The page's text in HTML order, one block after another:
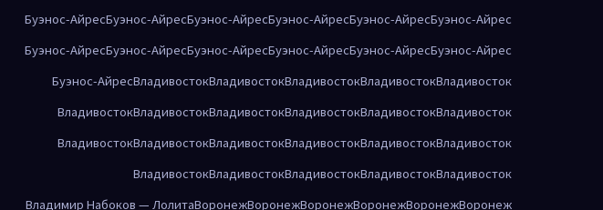
Буэнос-АйресБуэнос-АйресБуэнос-АйресБуэнос-АйресБуэнос-АйресБуэнос-Айрес
Буэнос-АйресБуэнос-АйресБуэнос-АйресБуэнос-АйресБуэнос-АйресБуэнос-Айрес
Буэнос-АйресВладивостокВладивостокВладивостокВладивостокВладивосток
ВладивостокВладивостокВладивостокВладивостокВладивостокВладивосток
ВладивостокВладивостокВладивостокВладивостокВладивостокВладивосток
ВладивостокВладивостокВладивостокВладивостокВладивосток
Владимир Набоков — ЛолитаВоронежВоронежВоронежВоронежВоронежВоронеж